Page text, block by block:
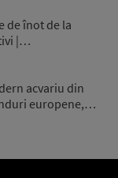
de înot de la
|…
acvariu din
europene,…